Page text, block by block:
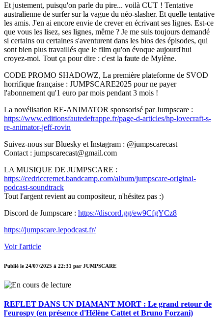
Et justement, puisqu'on parle du pire... voilà CUT ! Tentative
australienne de surfer sur la vague du néo-slasher. Et quelle tentative
les amis. J'en ai encore envie de crever en écrivant ses lignes. Est-ce
que vous les lisez, ses lignes, même ? Je me suis toujours demandé
si certains ou certaines s'aventurent dans les bios des épisodes, qui
sont bien plus travaillés que le film qu'on évoque aujourd'hui
croyez-moi. Tout ça pour dire : c'est la faute de Mylène.
CODE PROMO SHADOWZ, La première plateforme de SVOD
horrifique française : JUMPSCARE2025 pour ne payer
l'abonnement qu'1 euro par mois pendant 3 mois !
La novélisation RE-ANIMATOR sponsorisé par Jumpscare :
https://www.editionsfautedefrappe.fr/page-d-articles/hp-lovecraft-s-
re-animator-jeff-rovin
Suivez-nous sur Bluesky et Instagram : @jumpscarecast
Contact : jumpscarecast@gmail.com
LA MUSIQUE DE JUMPSCARE :
https://cedriccremet.bandcamp.com/album/jumpscare-original-
podcast-soundtrack
Tout l'argent revient au compositeur, n'hésitez pas :)
Discord de Jumpscare : https://discord.gg/ew9CfgYCz8
https://jumpscare.lepodcast.fr/
Voir l'article
Publié le 24/07/2025 à 22:31 par JUMPSCARE
REFLET DANS UN DIAMANT MORT : Le grand retour de
l'eurospy (en présence d'Hélène Cattet et Bruno Forzani)